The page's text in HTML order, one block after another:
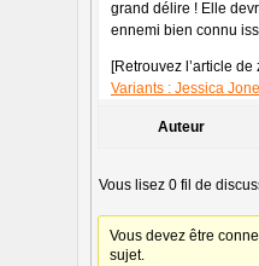
grand délire ! Elle
ennemi bien connu
[Retrouvez l’article de
Variants : Jessica
Auteur
Vous lisez 0 fil de
Vous devez être
sujet.